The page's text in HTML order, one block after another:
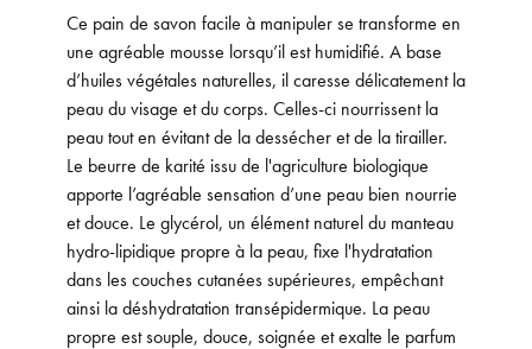
Ce pain de savon facile à manipuler se transforme en
une agréable mousse lorsqu’il est humidifié. A base
d’huiles végétales naturelles, il caresse délicatement la
peau du visage et du corps. Celles-ci nourrissent la
peau tout en évitant de la dessécher et de la tirailler.
Le beurre de karité issu de l'agriculture biologique
apporte l’agréable sensation d’une peau bien nourrie
et douce. Le glycérol, un élément naturel du manteau
hydro-lipidique propre à la peau, fixe l'hydratation
dans les couches cutanées supérieures, empêchant
ainsi la déshydratation transépidermique. La peau
propre est souple, douce, soignée et exalte le parfum